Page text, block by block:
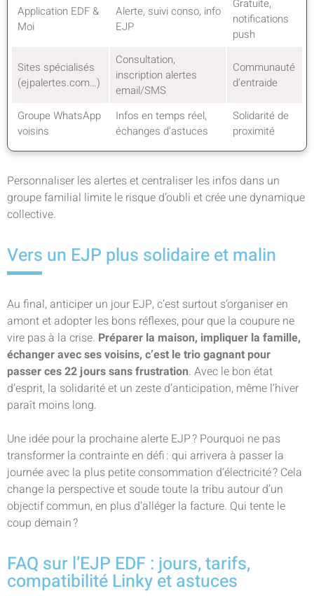
Application EDF &
Moi
Alerte, suivi conso, info
EJP
Gratuite,
notifications
push
Sites spécialisés
(ejpalertes.com…)
Consultation,
inscription alertes
email/SMS
Communauté
d’entraide
Groupe WhatsApp
voisins
Infos en temps réel,
échanges d’astuces
Solidarité de
proximité
Personnaliser les alertes et centraliser les infos dans un
groupe familial limite le risque d’oubli et crée une dynamique
collective.
Vers un EJP plus solidaire et malin
Au final, anticiper un jour EJP, c’est surtout s’organiser en
amont et adopter les bons réflexes, pour que la coupure ne
vire pas à la crise. Préparer la maison, impliquer la famille,
échanger avec ses voisins, c’est le trio gagnant pour
passer ces 22 jours sans frustration. Avec le bon état
d’esprit, la solidarité et un zeste d’anticipation, même l’hiver
paraît moins long.
Une idée pour la prochaine alerte EJP ? Pourquoi ne pas
transformer la contrainte en défi : qui arrivera à passer la
journée avec la plus petite consommation d’électricité ? Cela
change la perspective et soude toute la tribu autour d’un
objectif commun, en plus d’alléger la facture. Qui tente le
coup demain ?
FAQ sur l’EJP EDF : jours, tarifs,
compatibilité Linky et astuces